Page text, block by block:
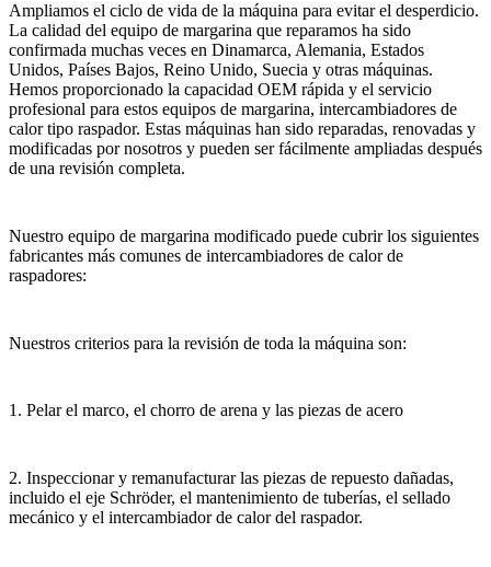
Ampliamos el ciclo de vida de la máquina para evitar el desperdicio.
La calidad del equipo de margarina que reparamos ha sido
confirmada muchas veces en Dinamarca, Alemania, Estados
Unidos, Países Bajos, Reino Unido, Suecia y otras máquinas.
Hemos proporcionado la capacidad OEM rápida y el servicio
profesional para estos equipos de margarina, intercambiadores de
calor tipo raspador. Estas máquinas han sido reparadas, renovadas y
modificadas por nosotros y pueden ser fácilmente ampliadas después
de una revisión completa.
Nuestro equipo de margarina modificado puede cubrir los siguientes
fabricantes más comunes de intercambiadores de calor de
raspadores:
Nuestros criterios para la revisión de toda la máquina son:
1. Pelar el marco, el chorro de arena y las piezas de acero
2. Inspeccionar y remanufacturar las piezas de repuesto dañadas,
incluido el eje Schröder, el mantenimiento de tuberías, el sellado
mecánico y el intercambiador de calor del raspador.